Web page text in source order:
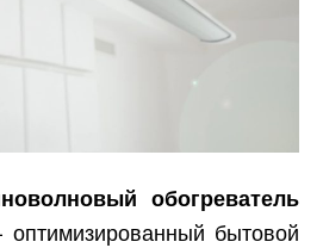
обогреватель
бытовой